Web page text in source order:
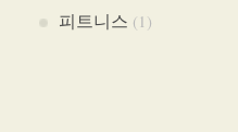
피트니스 (1)